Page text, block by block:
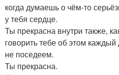
когда думаешь о чём-то
у тебя сердце.
Ты прекрасна внутри также,
говорить тебе об этом
не поседеем.
Ты прекрасна.